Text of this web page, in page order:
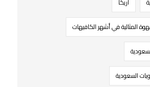
المثالية في أشهر الكافيهات
السعودية